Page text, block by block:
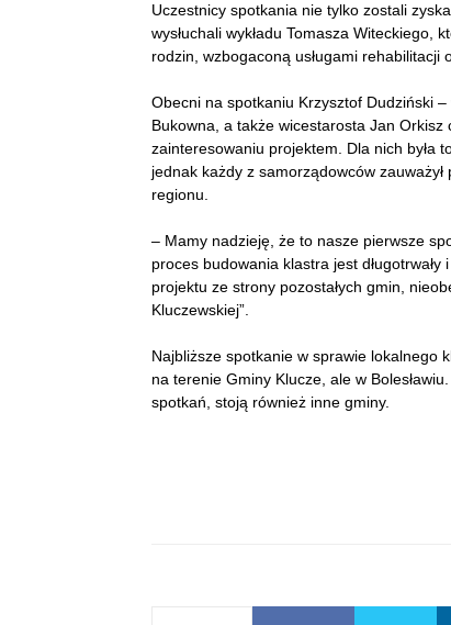
Uczestnicy spotkania nie tylko zostali
wysłuchali wykładu Tomasza Witeckiego,
rodzin, wzbogaconą usługami rehabilitacji
Obecni na spotkaniu Krzysztof Dudziński
Bukowna, a także wicestarosta Jan Orkisz
zainteresowaniu projektem. Dla nich była
jednak każdy z samorządowców
regionu.
– Mamy nadzieję, że to nasze pierwsze
proces budowania klastra jest
projektu ze strony pozostałych gmin,
Kluczewskiej”.
Najbliższe spotkanie w sprawie lokalnego
na terenie Gminy Klucze, ale w
spotkań, stoją również inne gminy.